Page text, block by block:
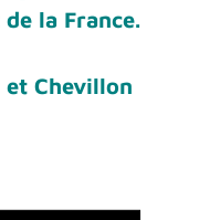
la France.
Chevillon